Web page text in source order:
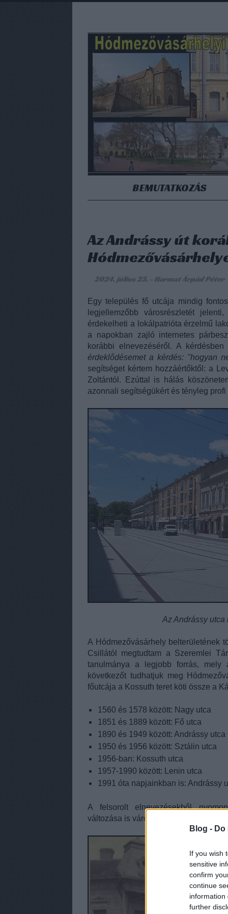
Blog -
If you wish
sensitive
confirm
continue
information
further
BEMUTATKOZÁS
Az Andrássy út
2024. július 23. Harmat Árpád Péter
Egy település fő utcája mindig
legjellemzőbb városrészletét
érdekelheti a lokálpatrióta érzelmű
a napokban zajló internetes
korábbi elnevezéséről. A
érdeklődésemet a kérdés: "hogyan
segítséget kértem hozzáértőktől: a
Zoltántól. Ezúttal is hálás
azonnali segítségükért és tényleg profi
Az Andrássy
A Hódmezővásárhely belterületének
Csillától megtudtam a Szeremlei
tanulmánya a legjobb forrás, mely
következőt tudhatjuk meg
főutcája a Kossuth teret köti össze a
1560 és 1578 között: Nagy utca
1851 és 1889 között: Fő utca
1890 és 1949 között: Andrássy utca
1950 és 1956 között: Sztálin utca
1956-ban: Kossuth utca
1957-1990 között: Lenin utca
1991 óta napjainkban is: Andrássy
A felsorolt elnevezésekből
változása is városunk történelmében.